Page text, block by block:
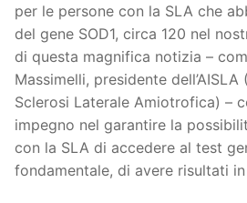
per le persone con la SLA che
del gene SOD1, circa 120 nel
di questa magnifica notizia –
Massimelli, presidente
Sclerosi Laterale Amiotrofica) –
impegno nel garantire la
con la SLA di accedere al test
fondamentale, di avere risultati